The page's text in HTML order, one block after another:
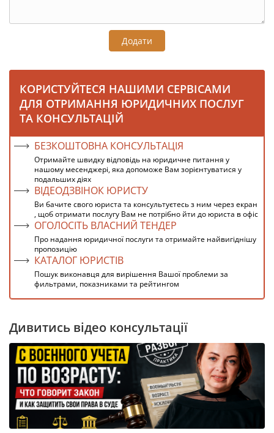
Додати
КОРИСТУЙТЕСЯ НАШИМИ СЕРВІСАМИ
ДЛЯ ОТРИМАННЯ ЮРИДИЧНИХ ПОСЛУГ
ТА КОНСУЛЬТАЦІЙ
БЕЗКОШТОВНА КОНСУЛЬТАЦІЯ
Отримайте швидку відповідь на юридичне питання у
нашому месенджері, яка допоможе Вам зорієнтуватися у
подальших діях
ВІДЕОДЗВІНОК ЮРИСТУ
Ви бачите свого юриста та консультуєтесь з ним через екран
, щоб отримати послугу Вам не потрібно йти до юриста в офіс
ОГОЛОСІТЬ ВЛАСНИЙ ТЕНДЕР
Про надання юридичної послуги та отримайте найвигіднішу
пропозицію
КАТАЛОГ ЮРИСТІВ
Пошук виконавця для вирішення Вашої проблеми за
фильтрами, показниками та рейтингом
Дивитись відео консультації